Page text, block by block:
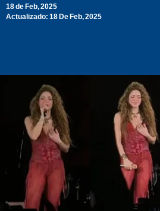
18 de Feb, 2025
Actualizado: 18 De Feb, 2025